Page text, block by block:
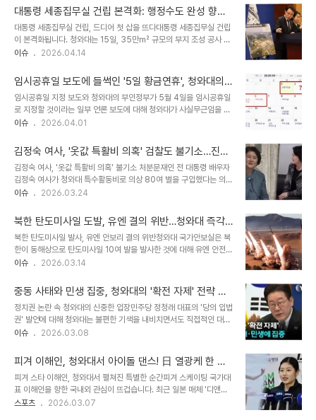
황을 실시간으로 파악하고 있으며, ..
며, 국회의 조속한 추천을 촉구했습니다. 특별감찰관 제도는 권력형 비
리를 사전에 예방하고 국민의 신뢰를 높이는 데 기여할 수 있습니다.
특별감찰관 제도의 중요성강 실장은 특별감찰관 제도가 대통령의 친
인척 및 특수관계인의 권력형 비리를 예방하는 중요한 역할을 한다고
설명했습니다. 그는 "존재만으로도 대통령과 정부에 대한 국민의 신뢰
시를 받아야 한다는 민주주의 원칙에 따라 특..
대통령 세종집무실 건립 본격화: 행정수도 완성 향한
첫걸음
대통령 세종집무실 건립, 드디어 첫 삽을 뜨다대통령 세종집무실 건립
이 본격화됩니다. 청와대는 15일, 35만㎡ 규모의 부지 조성 공사 입
찰 공고를 실시한다고 밝혔습니다. 총 사업비 98억 원이 투입되며, 약
모도 진행 중이며, 이달 말 당선작 발표를 앞두고 있습니다. 순조롭게
진행된다면 내년 8월에는 건물 건축 공사가 시작될 전망입니다. 이는
단순한 계획을 넘어 '행정수도 완성'이라는 국민과의 약속을 행동으로
옮기는 중요한 첫걸음입니다. 이재명 대통령의 강력한 의지, 퇴임식 세
종 개최와 신속한 건립 지시이재명 대통령은 퇴임식을 세종에서 갖겠
이 가능하도록 신속한 공사..
이슈 2026.04.14
임시공휴일 보도에 들썩인 '5일 황금연휴', 청와대의
명확한 입장 발표
임시공휴일 지정 보도와 청와대의 부인정부가 5월 4일을 임시공휴일
로 지정할 것이라는 일부 언론 보도에 대해 청와대가 사실무근임을 밝
혔다. 청와대는 1일 언론 공지를 통해 "5월 4일 임시공휴일 지정을 검
타개하기 위해 임시공휴일 지정이 검토되고 있다는 보도에 대한 직접
적인 반박이다. 황금연휴 기대감과 경제적 효과 분석앞서 한 언론은 정
부가 5월 4일을 임시공휴일로 지정하여 5월 1일 노동절부터 5일 어
린이날까지 이어지는 5일간의 황금연휴를 구성하는 방안을 검토 중이
라고 보도했다. 이는 내수 진작에 긍정적인 효과를 가져올 것이라는 분
다는 기대감을 불러일으켰다. ..
이슈 2026.04.01
김정숙 여사, '옷값 특활비 의혹' 검찰도 불기소…진실
은 어디에?
김정숙 여사, '옷값 특활비 의혹' 불기소 처분문재인 전 대통령 배우자
김정숙 여사가 청와대 특수활동비로 의상 80여 벌을 구입했다는 의혹
과 관련하여, 검찰이 경찰에 사건 송치 요구를 하지 않기로 결정했습니
수사를 하지 않기로 함에 따라 사실상 불기소 처분된 것입니다. 서울중
앙지검은 경찰로부터 사건 기록을 넘겨받은 지 약 한 달 만에 이를 환
부했습니다. 이로써 김 여사는 업무상 횡령 및 국고손실 혐의에 대해
최종적으로 혐의없음 처분을 받게 되었습니다. 경찰, 보완수사에도 '혐
의 없음' 재확인당초 서울경찰청 반부패수사대는 작년 7월 김 여사의
보완수사를 진행했습니다..
이슈 2026.03.24
북한 탄도미사일 도발, 유엔 결의 위반…청와대 즉각
중단 촉구
북한 탄도미사일 발사, 유엔 안보리 결의 위반청와대 국가안보실은 북
한이 동해상으로 탄도미사일 10여 발을 발사한 것에 대해 유엔 안전보
장 이사회 결의를 위반하는 도발 행위라고 규정하고 즉각 중단을 촉구
도발입니다. 긴급 안보상황점검회의 개최 및 대통령 보고국가안보실
은 이번 사태와 관련하여 국방부, 합참 등 관계기관이 참여하는 긴급
안보상황점검회의를 개최했습니다. 회의 결과는 이재명 대통령에게
즉시 보고되었습니다. 북한의 미사일은 약 350km를 비행했으며, 정
확한 제원은 한미 당국이 정밀 분석 중입니다. 국제 사회의 우려와 대
평화와 안정을 심각하게 위협하는 행..
이슈 2026.03.14
중동 사태와 민생 집중, 청와대의 '확전 자제' 전략 분
석
정치권 논란 속 청와대의 신중한 입장민주당 정청래 대표의 '당의 입법
권' 발언에 대해 청와대는 불편한 기색을 내비치면서도 직접적인 대응
은 자제하는 분위기입니다. 정부의 두 번째 검찰개혁안에 대한 국회의
있습니다. 이 대통령의 SNS 글 역시 집권 세력으로서의 책임을 강조
한 원론적인 메시지로 해석하며, 특정 사안을 겨냥한 것이 아니라고 선
을 그었습니다. 하지만 여당 내부에서 정부 안에 공개적으로 반발하는
목소리에 대해서는 다소 불편함을 감지하고 있습니다. 청와대 고위 관
계자는 집권 여당이라면 내부 토론이 우선인데도 지나치게 적대적인
이슈 2026.03.08
피겨 이해인, 청와대서 아이돌 댄스! 日 열광케 한 매
력의 비밀
피겨 스타 이해인, 청와대서 펼쳐진 특별한 순간피겨 스케이팅 국가대
표 이해인을 향한 국내외 관심이 뜨겁습니다. 최근 일본 매체 '디앤
서'는 이해인이 청와대에서 아이돌 댄스를 선보여 화제가 되었다고 보
스포츠 2026.03.07